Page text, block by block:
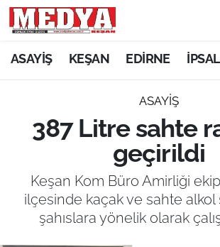
ASAYİŞ KEŞAN EDİRNE
ASAYİŞ
387 Litre sahte
geçirildi
Keşan Kom Büro Amirliği
ilçesinde kaçak ve sahte alkol
şahıslara yönelik olarak
KEŞAN
ASAYİŞ
GÜNDEM